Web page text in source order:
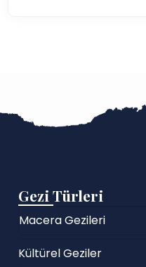
Gezi Türleri
Macera Gezileri
Kültürel Geziler